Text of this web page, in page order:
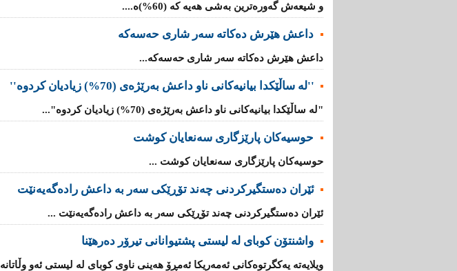
و شیعەش گەورەترین بەشی هەیە کە (60%)ە....
داعش هێرش دەکاتە سەر شاری حەسەکە
داعش هێرش دەکاتە سەر شاری حەسەکە...
''لە ساڵێکدا بیانیه‌كانی ناو داعش بەرێژەى (70%) زیادیان کردوە''
"لە ساڵێکدا بیانیه‌كانی ناو داعش بەرێژەى (70%) زیادیان کردوە"...
حوسیەکان پارێزگارى سەنعایان کوشت
حوسیەکان پارێزگارى سەنعایان کوشت ...
ئێران دەستگیرکردنى چه‌ند تۆڕێكی‌ سه‌ر به‌ داعش رادەگەیەنێت
ئێران دەستگیرکردنى چه‌ند تۆڕێكی‌ سه‌ر به‌ داعش رادەگەیەنێت ...
واشنتۆن كوبای لە لیستی پشتیوانانی تیرۆر دەرهێنا
ویلایەتە یەكگرتوەكانی ئەمەریكا ئەمڕۆ هەینی ناوی كوبای لە لیستی ئەو وڵاتانە